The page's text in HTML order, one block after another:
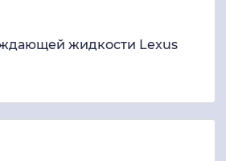
жидкости Lexus